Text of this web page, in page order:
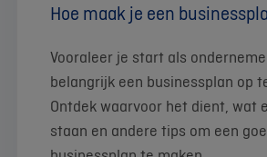
Hoe maak je een
Vooraleer je start als
belangrijk een businessplan op
Ontdek waarvoor het dient, wat
staan en andere tips om een